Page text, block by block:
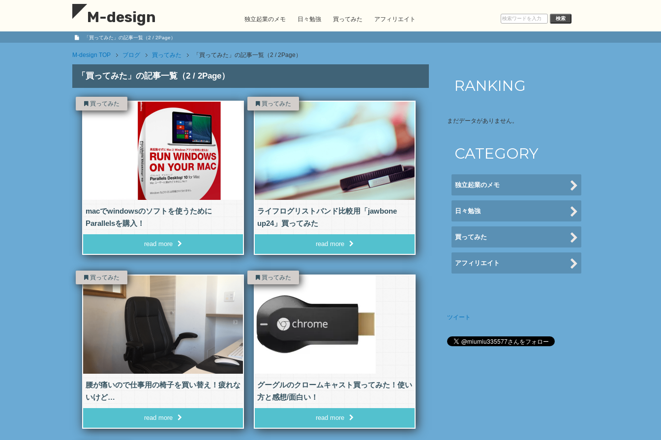
M-design 独立起業のメモ 日々勉強 買ってみた アフィリエイト
「買ってみた」の記事一覧（2 / 2Page）
M-design TOP ブログ 買ってみた 「買ってみた」の記事一覧（2 / 2Page）
「買ってみた」の記事一覧（2 / 2Page）
買ってみた
macでwindowsのソフトを使うために
Parallelsを購入！
read more
買ってみた
ライフログリストバンド比較用「jawbone
up24」買ってみた
read more
買ってみた
腰が痛いので仕事用の椅子を買い替え！疲れな
いけど…
read more
買ってみた
グーグルのクロームキャスト買ってみた！使い
方と感想/面白い！
read more
RANKING
まだデータがありません。
CATEGORY
独立起業のメモ
日々勉強
買ってみた
アフィリエイト
ツイート